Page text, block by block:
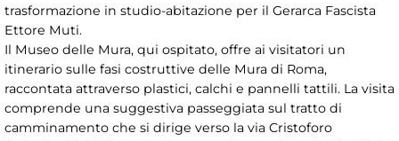
trasformazione in studio-abitazione per il Gerarca Fascista
Ettore Muti.
Il Museo delle Mura, qui ospitato, offre ai visitatori un
itinerario sulle fasi costruttive delle Mura di Roma,
raccontata attraverso plastici, calchi e pannelli tattili. La visita
comprende una suggestiva passeggiata sul tratto di
camminamento che si dirige verso la via Cristoforo